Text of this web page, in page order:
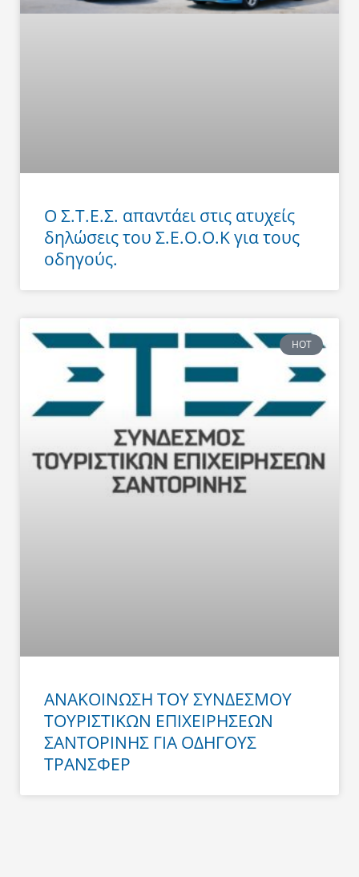
Ο Σ.Τ.Ε.Σ. απαντάει στις ατυχείς
δηλώσεις του Σ.Ε.Ο.Ο.Κ για τους
οδηγούς.
HOT
ΑΝΑΚΟΙΝΩΣΗ ΤΟΥ ΣΥΝΔΕΣΜΟΥ
ΤΟΥΡΙΣΤΙΚΩΝ ΕΠΙΧΕΙΡΗΣΕΩΝ
ΣΑΝΤΟΡΙΝΗΣ ΓΙΑ ΟΔΗΓΟΥΣ
ΤΡΑΝΣΦΕΡ